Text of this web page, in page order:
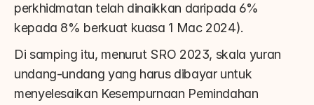
perkhidmatan telah dinaikkan daripada 6%
kepada 8% berkuat kuasa 1 Mac 2024).
Di samping itu, menurut SRO 2023, skala yuran
undang-undang yang harus dibayar untuk
menyelesaikan Kesempurnaan Pemindahan